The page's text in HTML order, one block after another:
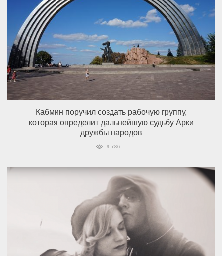
Кабмин поручил создать рабочую группу,
которая определит дальнейшую судьбу Арки
дружбы народов
9 786